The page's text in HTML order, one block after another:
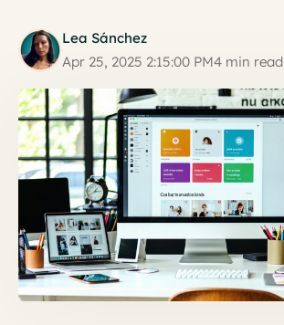
Lea Sánchez
Apr 25, 2025 2:15:00 PM4 min read